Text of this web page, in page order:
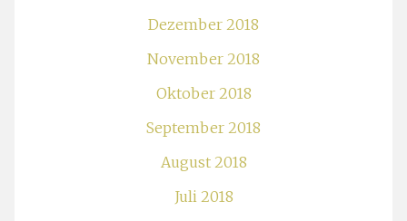
Dezember 2018
November 2018
Oktober 2018
September 2018
August 2018
Juli 2018